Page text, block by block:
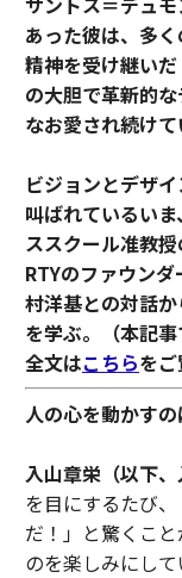
あった彼は、多
精神を受け継い
の大胆で革新的
なお愛され続けて
ビジョンとデザ
叫ばれているい
ススクール准教
RTYのファウン
村洋基との対話
を学ぶ。（本記事
全文はこちらをご
人の心を動かすの
入山章栄（以下、
を目にするたび
だ！」と驚くこ
のを楽しみにして